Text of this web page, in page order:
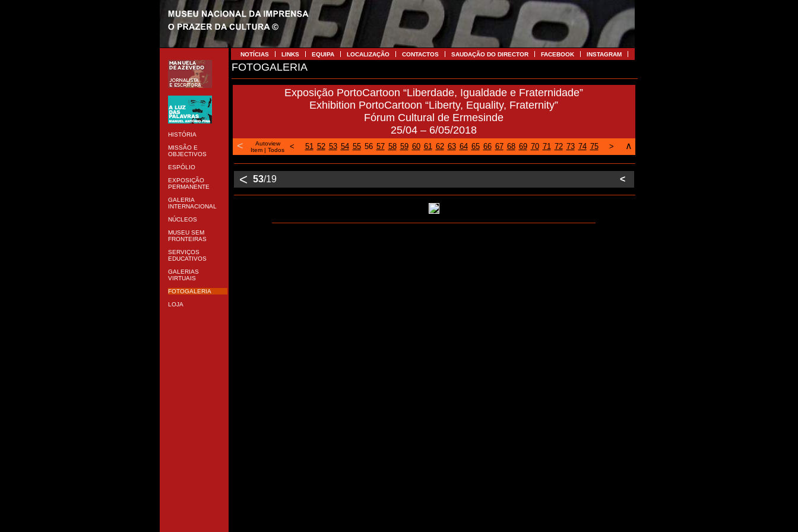
HISTÓRIA
MISSÃO E
OBJECTIVOS
ESPÓLIO
EXPOSIÇÃO
PERMANENTE
GALERIA
INTERNACIONAL
NÚCLEOS
MUSEU SEM
FRONTEIRAS
SERVIÇOS
EDUCATIVOS
GALERIAS
VIRTUAIS
FOTOGALERIA
LOJA
NOTÍCIAS LINKS EQUIPA LOCALIZAÇÃO CONTACTOS SAUDAÇÃO DO DIRECTOR FACEBOOK INSTAGRAM
FOTOGALERIA
Exposição PortoCartoon “Liberdade, Igualdade e Fraternidade”
Exhibition PortoCartoon “Liberty, Equality, Fraternity”
Fórum Cultural de Ermesinde
25/04 – 6/05/2018
<
Autoview
Item | Todos < 51 52 53 54 55 56 57 58 59 60 61 62 63 64 65 66 67 68 69 70 71 72 73 74 75 > ∧
< 53/19 <